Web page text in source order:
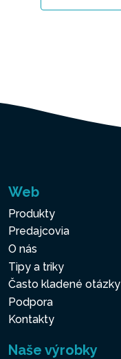
Web
Produkty
Predajcovia
O nás
Tipy a triky
Často kladené otázky
Podpora
Kontakty
Naše výrobky